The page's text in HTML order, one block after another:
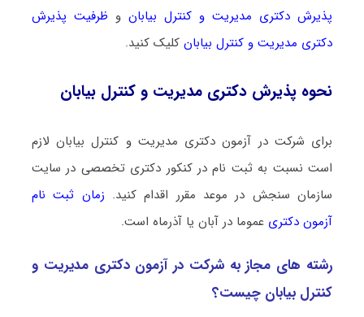
پذیرش دکتری مدیریت و کنترل بیابانو ظرفیت پذیرش
دکتری مدیریت و کنترل بیابانکلیک کنید.
نحوه پذیرش دکتری مدیریت و کنترل بیابان
برای شرکت در آزمون دکتری مدیریت و کنترل بیابان لازم
است نسبت به ثبت نام در کنکور دکتری تخصصی در سایت
سازمان سنجش در موعد مقرر اقدام کنید. زمان ثبت نام
آزمون دکتری عموما در آبان یا آذرماه است.
رشته­ های مجاز به شرکت در آزمون دکتری مدیریت و
کنترل بیابان چیست؟